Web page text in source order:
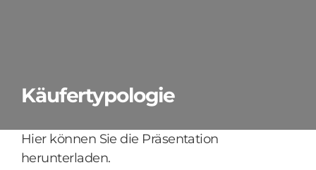
Käufertypologie
Hier können Sie die Präsentation
herunterladen.